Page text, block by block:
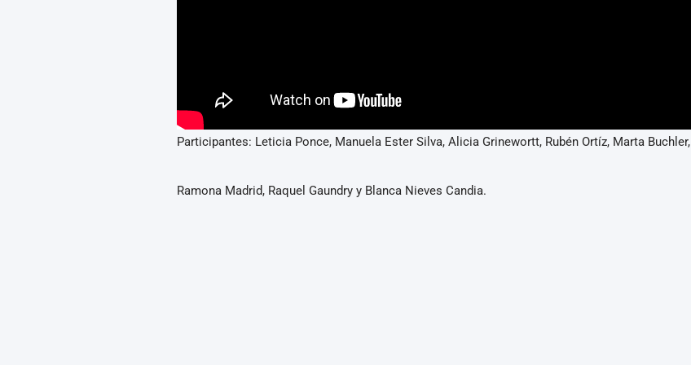
Participantes: Leticia Ponce, Manuela Ester Silva, Alicia Grinewortt, Rubén Ortíz, Marta Buchler,
Ramona Madrid, Raquel Gaundry y Blanca Nieves Candia.